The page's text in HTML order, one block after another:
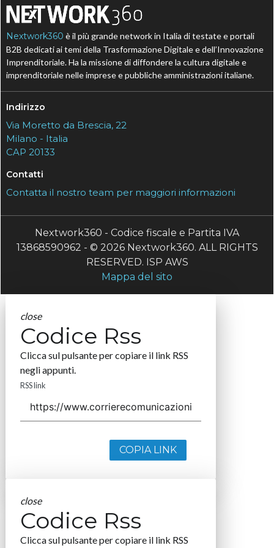
Nextwork360 è il più grande network in Italia di testate e portali
B2B dedicati ai temi della Trasformazione Digitale e dell’Innovazione
Imprenditoriale. Ha la missione di diffondere la cultura digitale e
imprenditoriale nelle imprese e pubbliche amministrazioni italiane.
Indirizzo
Via Moretto da Brescia, 22
Milano - Italia
CAP 20133
Contatti
Contatta il nostro team per maggiori informazioni
Nextwork360 - Codice fiscale e Partita IVA
13868590962 - © 2026 Nextwork360. ALL RIGHTS
RESERVED. ISP AWS
Mappa del sito
close
Codice Rss
Clicca sul pulsante per copiare il link RSS
negli appunti.
RSS link
COPIA LINK
close
Codice Rss
Clicca sul pulsante per copiare il link RSS